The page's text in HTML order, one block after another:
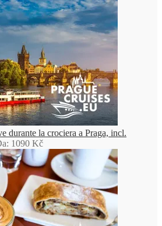
durante la crociera a Praga, incl.
1090 Kč